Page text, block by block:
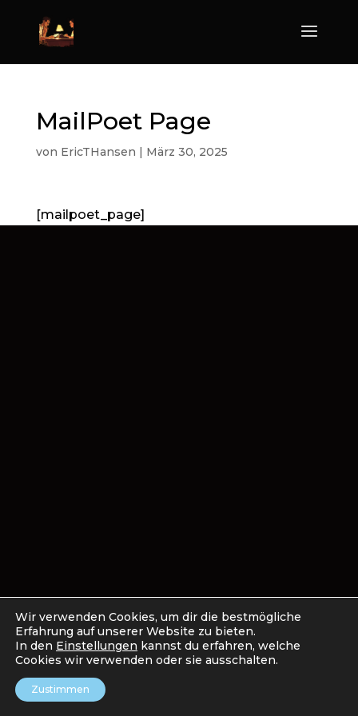
MailPoet Page
von EricTHansen | März 30, 2025
[mailpoet_page]
Wir verwenden Cookies, um dir die bestmögliche
Erfahrung auf unserer Website zu bieten.
In den Einstellungen kannst du erfahren, welche
Cookies wir verwenden oder sie ausschalten.
Zustimmen